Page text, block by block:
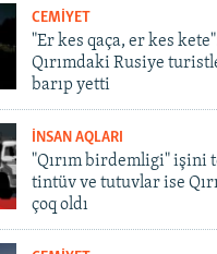
CEMİYET
"Er kes qaça, er kes
Qırımdaki Rusiye
barıp yetti
İNSAN AQLARI
"Qırım birdemligi" işini
tintüv ve tutuvlar ise
çoq oldı